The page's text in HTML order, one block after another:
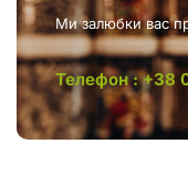
Ми залюбки вас
Телефон : +38